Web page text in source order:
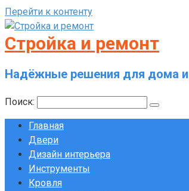
Перейти к контенту
Стройка и ремонт
Надёжные решения для дома и
Поиск:
Главная
Двери
Дизайн интерьера
Инструменты
Кровля